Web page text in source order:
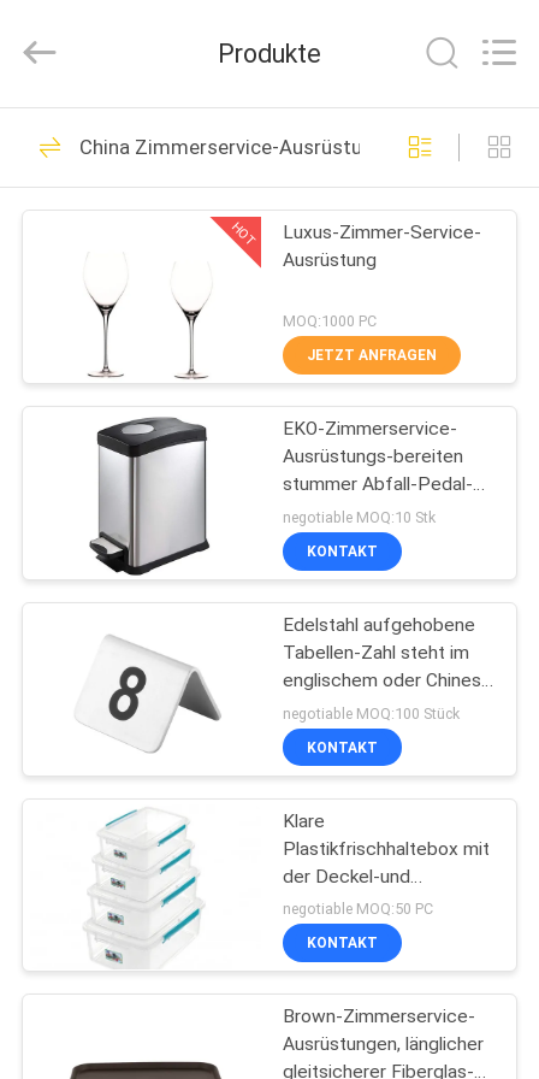
HAUS
PRODUKTE
VIDEOS
UNS
FABRIK-
QUALITÄTSKONTROLLE
TRETEN
UNS
VERBINDUNG
NACHRICHTEN
equipments
limited.
Reserved.
Handelsküchen-
Ausrüstungen
143
Westküchen-
Ausrüstung
79
Chinesischer
Kochherd
51
Elektrische Backen-
Öfen
Produkte
China Zimmerservice-Ausrüstungen
HOT
Luxus-Zimmer-Service-
Ausrüstung
MOQ:1000 PC
JETZT ANFRAGEN
EKO-Zimmerservice-
Ausrüstungs-bereiten
stummer Abfall-Pedal-
Lebensmittelabfälle-
Behälter mit innerem
Plastikabbau Eimer
negotiable MOQ:10 Stk
KONTAKT
Edelstahl aufgehobene
Tabellen-Zahl steht im
englischem oder Chinese
Restanurant-Raum
negotiable MOQ:100 Stück
KONTAKT
Klare
Plastikfrischhaltebox mit
der Deckel-und
Verschluss-Kapazität
0.9L zu 12L widerstehen
Temperaturen von -40°C
negotiable MOQ:50 PC
KONTAKT
Brown-Zimmerservice-
Ausrüstungen, länglicher
gleitsicherer Fiberglas-